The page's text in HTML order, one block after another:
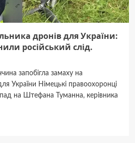
дронів для України:
російський слід.
запобігла замаху на
України Німецькі правоохоронці
на Штефана Туманна, керівника